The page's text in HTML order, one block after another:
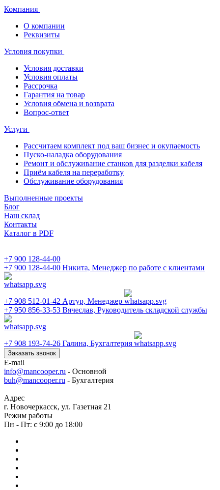
Компания
О компании
Реквизиты
Условия покупки
Условия доставки
Условия оплаты
Рассрочка
Гарантия на товар
Условия обмена и возврата
Вопрос-ответ
Услуги
Рассчитаем комплект под ваш бизнес и окупаемость
Пуско-наладка оборудования
Ремонт и обслуживание станков для разделки кабеля
Приём кабеля на переработку
Обслуживание оборудования
Выполненные проекты
Блог
Наш склад
Контакты
Каталог в PDF
+7 900 128-44-00
+7 900 128-44-00 Никита, Менеджер по работе с клиентами
+7 908 512-01-42 Артур, Менеджер
+7 950 856-33-53 Вячеслав, Руководитель складской службы
+7 908 193-74-26 Галина, Бухгалтерия
Заказать звонок
E-mail
info@mancooper.ru - Основной
buh@mancooper.ru - Бухгалтерия
Адрес
г. Новочеркасск, ул. Газетная 21
Режим работы
Пн - Пт: с 9:00 до 18:00